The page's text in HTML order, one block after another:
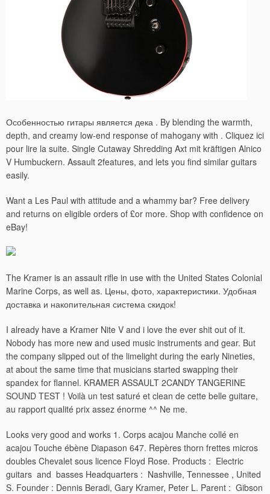
Особенностью гитары является дека . By blending the warmth,
depth, and creamy low-end response of mahogany with . Cliquez ici
pour lire la suite. Single Cutaway Shredding Axt mit kräftigen Alnico
V Humbuckern. Assault 2features, and lets you find similar guitars
easily.
Want a Les Paul with attitude and a whammy bar? Free delivery
and returns on eligible orders of £or more. Shop with confidence on
eBay!
The Kramer is an assault rifle in use with the United States Colonial
Marine Corps, as well as. Цены, фото, характеристики. Удобная
доставка и накопительная система скидок!
I already have a Kramer Nite V and i love the ever shit out of it.
Nobody has more new and used music instruments and gear. But
the company slipped out of the limelight during the early Nineties,
at about the same time that musicians started swapping their
spandex for flannel. KRAMER ASSAULT 2CANDY TANGERINE
SOUND TEST ! Voilà un test saturé et clean de cette belle guitare,
au rapport qualité prix assez énorme ^^ Ne me.
Looks very good and works 1. Corps acajou Manche collé en
acajou Touche ébène Diapason 647. Repères thorn frettes micros
doubles Chevalet sous licence Floyd Rose. Products ‎: ‎ Electric
guitars ‎ and ‎ basses Headquarters ‎: ‎ Nashville, Tennessee ‎, United
S. Founder ‎: ‎Dennis Beradi, Gary Kramer, Peter L. Parent ‎: ‎ Gibson